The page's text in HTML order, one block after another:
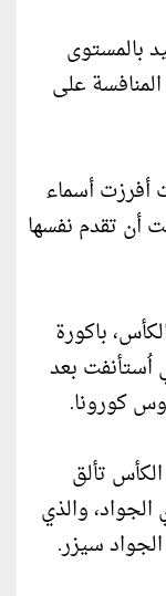
بالمستوى
على
أفرزت أسماء
أن تقدم نفسها
باكورة
التي اُستأنفت بعد
تألق
والذي